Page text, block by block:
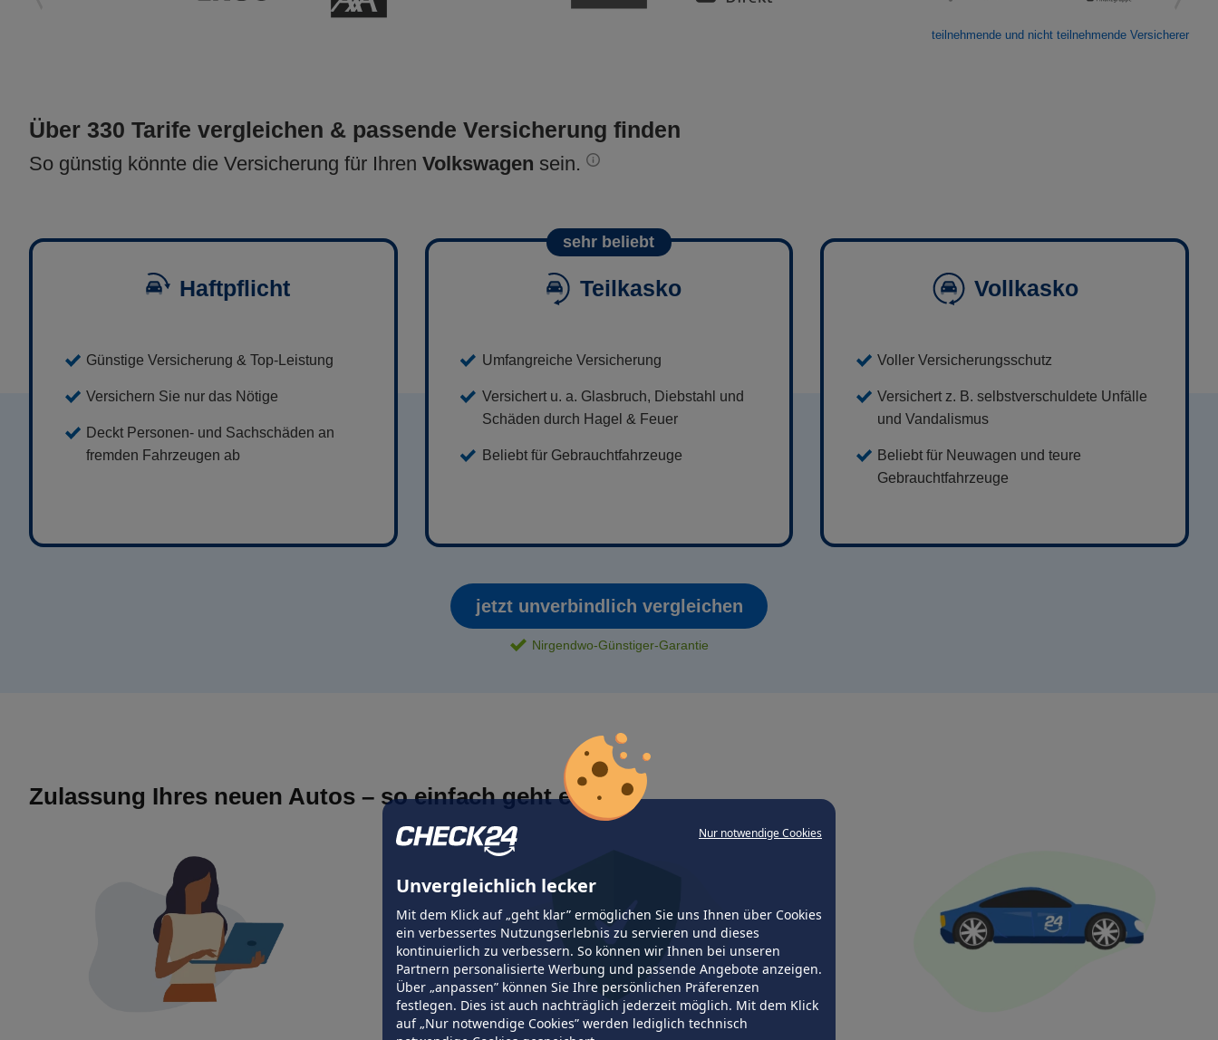
Nur notwendige Cookies
Unvergleichlich lecker
Mit dem Klick auf „geht klar” ermöglichen Sie uns Ihnen über Cookies
ein verbessertes Nutzungserlebnis zu servieren und dieses
kontinuierlich zu verbessern. So können wir Ihnen bei unseren
Partnern personalisierte Werbung und passende Angebote anzeigen.
Über „anpassen” können Sie Ihre persönlichen Präferenzen
festlegen. Dies ist auch nachträglich jederzeit möglich. Mit dem Klick
auf „Nur notwendige Cookies” werden lediglich technisch
teilnehmende und nicht teilnehmende Versicherer
Über 330 Tarife vergleichen & passende Versicherung finden
So günstig könnte die Versicherung für Ihren Volkswagen sein.
Haftpflicht
Günstige Versicherung & Top-Leistung
Versichern Sie nur das Nötige
Deckt Personen- und Sachschäden an
fremden Fahrzeugen ab
sehr beliebt
Teilkasko
Umfangreiche Versicherung
Versichert u. a. Glasbruch, Diebstahl und
Schäden durch Hagel & Feuer
Beliebt für Gebrauchtfahrzeuge
Vollkasko
Voller Versicherungsschutz
Versichert z. B. selbstverschuldete Unfälle
und Vandalismus
Beliebt für Neuwagen und teure
Gebrauchtfahrzeuge
jetzt unverbindlich vergleichen
Nirgendwo-Günstiger-Garantie
Zulassung Ihres neuen Autos – so einfach geht es